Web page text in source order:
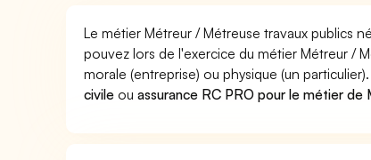
Le métier Métreur / Métreuse travaux publics
pouvez lors de l'exercice du métier Métreur /
morale (entreprise) ou physique (un
civile ouassurance RC PRO pour le métier